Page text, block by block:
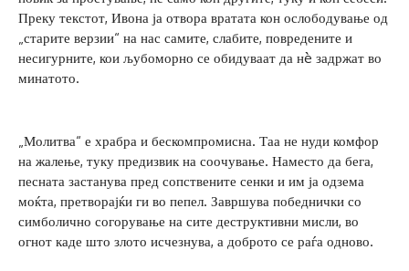
Преку текстот, Ивона ја отвора вратата кон ослободување од
„старите верзии“ на нас самите, слабите, повредените и
несигурните, кои љубоморно се обидуваат да нè задржат во
минатото.
„Молитва“ е храбра и бескомпромисна. Таа не нуди комфор
на жалење, туку предизвик на соочување. Наместо да бега,
песната застанува пред сопствените сенки и им ја одзема
моќта, претворајќи ги во пепел. Завршува победнички со
симболично согорување на сите деструктивни мисли, во
огнот каде што злото исчезнува, а доброто се раѓа одново.